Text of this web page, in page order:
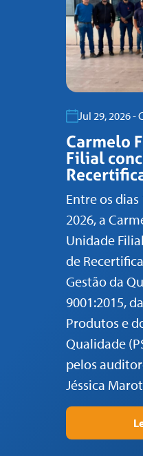
Jul 29, 2026 -
Carmelo
Filial
Entre os
2026, a
Unidade
de
Gestão da
9001:2015,
Produtos e
Qualidade
pelos
Jéssica